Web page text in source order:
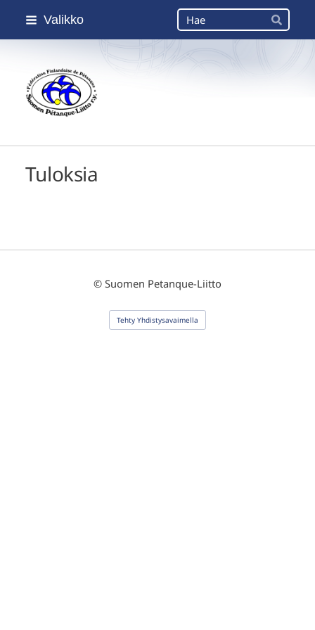
Siirry
Valikko Haku
Hae
Suomen Petanque-Liitto
Tuloksia
© Suomen Petanque-Liitto
Tehty Yhdistysavaimella